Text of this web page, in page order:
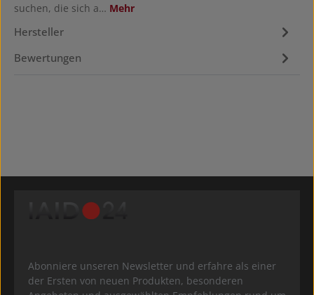
suchen, die sich a… Mehr
Hersteller
Bewertungen
Abonniere unseren Newsletter und erfahre als einer
der Ersten von neuen Produkten, besonderen